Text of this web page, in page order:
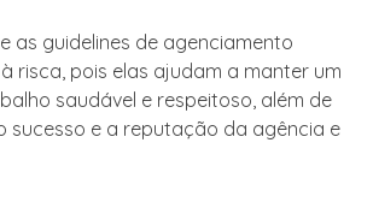
as guidelines de agenciamento
risca, pois elas ajudam a manter um
saudável e respeitoso, além de
sucesso e a reputação da agência e